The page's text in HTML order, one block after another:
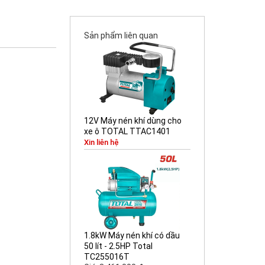
Sản phẩm liên quan
12V Máy nén khí dùng cho
xe ô TOTAL TTAC1401
Xin liên hệ
1.8kW Máy nén khí có dầu
50 lít - 2.5HP Total
TC255016T